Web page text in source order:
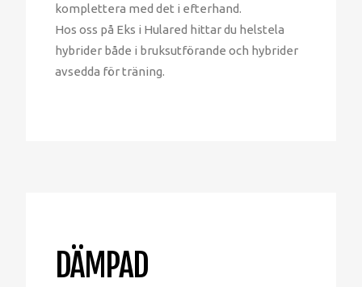
komplettera med det i efterhand.
Hos oss på Eks i Hulared hittar du helstela
hybrider både i bruksutförande och hybrider
avsedda för träning.
DÄMPAD